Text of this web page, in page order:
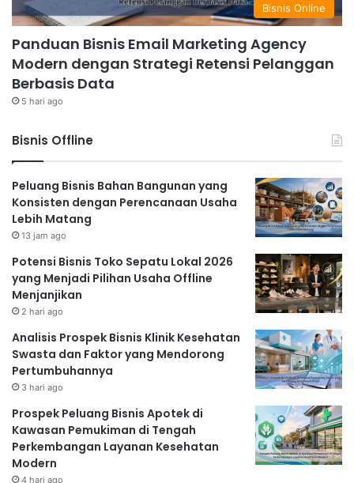
Bisnis Online
Panduan Bisnis Email Marketing Agency
Modern dengan Strategi Retensi Pelanggan
Berbasis Data
5 hari ago
Bisnis Offline
Peluang Bisnis Bahan Bangunan yang
Konsisten dengan Perencanaan Usaha
Lebih Matang
13 jam ago
Potensi Bisnis Toko Sepatu Lokal 2026
yang Menjadi Pilihan Usaha Offline
Menjanjikan
2 hari ago
Analisis Prospek Bisnis Klinik Kesehatan
Swasta dan Faktor yang Mendorong
Pertumbuhannya
3 hari ago
Prospek Peluang Bisnis Apotek di
Kawasan Pemukiman di Tengah
Perkembangan Layanan Kesehatan
Modern
4 hari ago